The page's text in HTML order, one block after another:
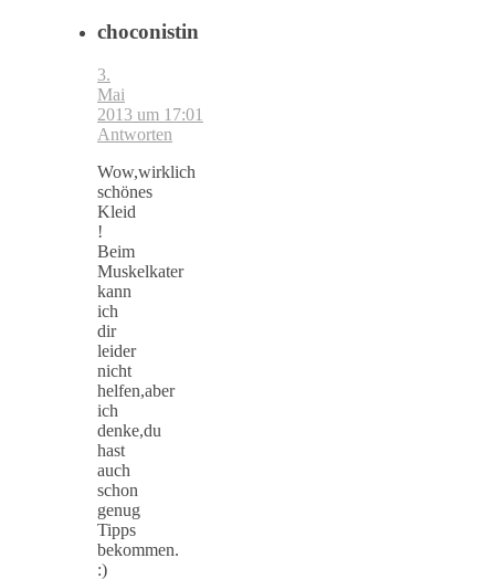
choconistin
3.
Mai
2013 um 17:01
Antworten
Wow,wirklich
schönes
Kleid
!
Beim
Muskelkater
kann
ich
dir
leider
nicht
helfen,aber
ich
denke,du
hast
auch
schon
genug
Tipps
bekommen.
:)